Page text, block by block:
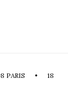
PARIS • 18